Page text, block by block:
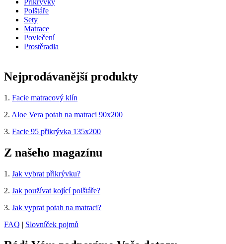
Přikrývky
Polštáře
Sety
Matrace
Povlečení
Prostěradla
Nejprodávanější produkty
1. Facie matracový klín
2. Aloe Vera potah na matraci 90x200
3. Facie 95 přikrývka 135x200
Z našeho magazínu
1. Jak vybrat přikrývku?
2. Jak používat kojící polštáře?
3. Jak vyprat potah na matraci?
FAQ | Slovníček pojmů